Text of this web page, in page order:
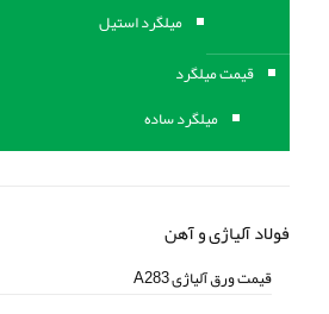
میلگرد استیل
قیمت میلگرد
میلگرد ساده
فولاد آلیاژی و آهن
قیمت ورق آلیاژی A283